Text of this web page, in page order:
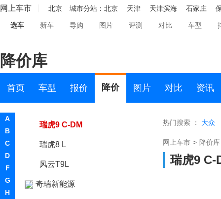
网上车市 北京 城市分站： 北京 天津 天津滨海 石家庄
选车 新车 导购 图片 评测 对比 车型
降价库
首页 车型 报价 降价 图片 对比 资讯
A
B
C
D
F
G
H
风云T6
风云A8L
风云T8
探索06 C-DM
风云T10
瑞虎9 C-DM
瑞虎8 L
风云T9L
奇瑞新能源
热门搜索 ： 大众
网上车市 > 降价库
瑞虎9 C-